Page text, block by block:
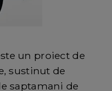
un proiect de
sustinut de
saptamani de